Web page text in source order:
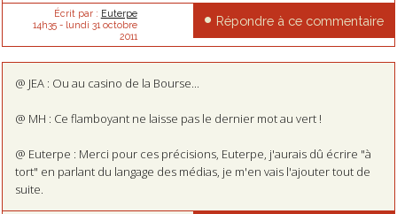
Écrit par : Euterpe
14h35- lundi 31 octobre
2011
Répondre à ce commentaire
@ JEA : Ou au casino de la Bourse...
@ MH : Ce flamboyant ne laisse pas le dernier mot au vert !
@ Euterpe : Merci pour ces précisions, Euterpe, j'aurais dû écrire "à
tort" en parlant du langage des médias, je m'en vais l'ajouter tout de
suite.